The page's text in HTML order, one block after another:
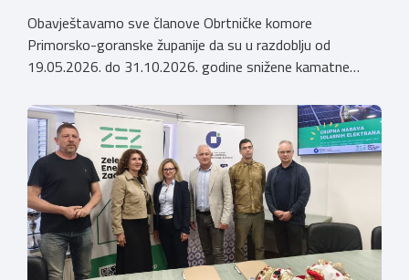
Obavještavamo sve članove Obrtničke komore
Primorsko-goranske županije da su u razdoblju od
19.05.2026. do 31.10.2026. godine snižene kamatne
kreditna banka Umag d.d. odobrava članovima Obrtničke
komore Primorsko-goranske županije, a temeljem
Sporazuma o poslovnoj suradnji za 2026. godinu
zaključenog 9. prosinca 2025. godine, prema sljedećem:
Krediti za namjene […]